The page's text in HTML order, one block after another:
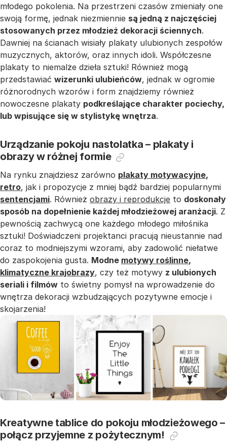
młodego pokolenia. Na przestrzeni czasów zmieniały one
swoją formę, jednak niezmiennie są jedną z najczęściej
stosowanych przez młodzież dekoracji ściennych.
Dawniej na ścianach wisiały plakaty ulubionych zespołów
muzycznych, aktorów, oraz innych idoli. Współczesne
plakaty to niemalże dzieła sztuki! Również mogą
przedstawiać wizerunki ulubieńców, jednak w ogromie
różnorodnych wzorów i form znajdziemy również
nowoczesne plakaty podkreślające charakter pociechy,
lub wpisujące się w stylistykę wnętrza.
Urządzanie pokoju nastolatka – plakaty i
obrazy w różnej formie
Na rynku znajdziesz zarówno plakaty motywacyjne,
retro, jak i propozycje z mniej bądź bardziej popularnymi
sentencjami. Również obrazy i reprodukcje to doskonały
sposób na dopełnienie każdej młodzieżowej aranżacji. Z
pewnością zachwycą one każdego młodego miłośnika
sztuki! Doświadczeni projektanci pracują nieustannie nad
coraz to modniejszymi wzorami, aby zadowolić niełatwe
do zaspokojenia gusta. Modne motywy roślinne,
klimatyczne krajobrazy, czy też motywy z ulubionych
seriali i filmów to świetny pomysł na wprowadzenie do
wnętrza dekoracji wzbudzających pozytywne emocje i
skojarzenia!
Kreatywne tablice do pokoju młodzieżowego –
połącz przyjemne z pożytecznym!